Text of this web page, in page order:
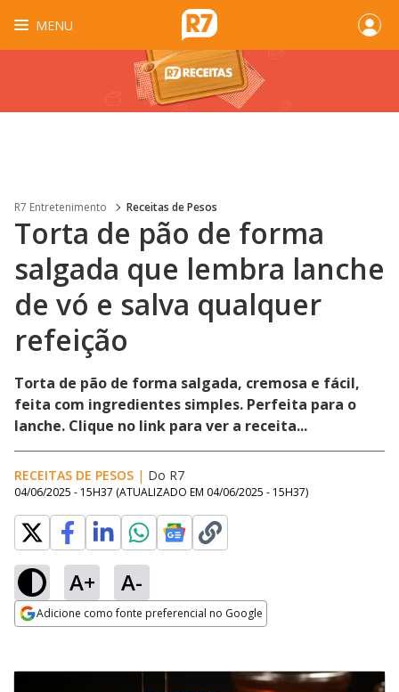
MENU
R7 Entretenimento Receitas de Pesos
Torta de pão de forma
salgada que lembra lanche
de vó e salva qualquer
refeição
Torta de pão de forma salgada, cremosa e fácil,
feita com ingredientes simples. Perfeita para o
lanche. Clique no link para ver a receita...
RECEITAS DE PESOS | Do R7
04/06/2025 - 15H37 (ATUALIZADO EM 04/06/2025 - 15H37)
A+ A-
Adicione como fonte preferencial no Google